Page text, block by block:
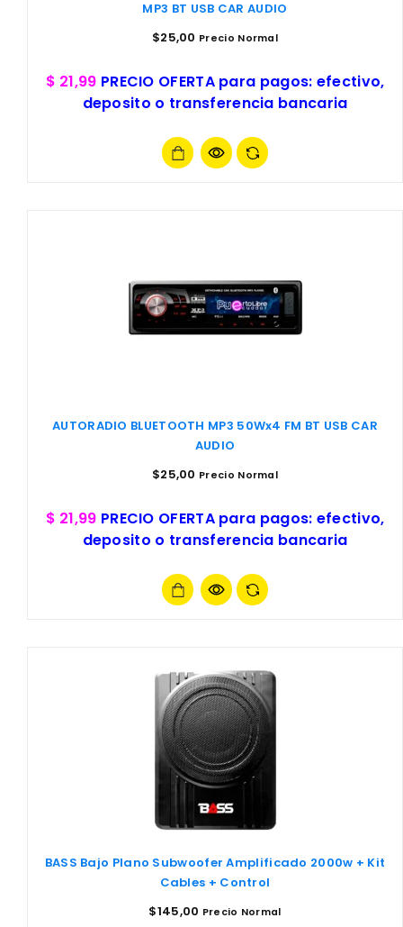
MP3 BT USB CAR AUDIO
$25,00 Precio Normal
$ 21,99 PRECIO OFERTA para pagos: efectivo,
deposito o transferencia bancaria
AUTORADIO BLUETOOTH MP3 50Wx4 FM BT USB CAR
AUDIO
$25,00 Precio Normal
$ 21,99 PRECIO OFERTA para pagos: efectivo,
deposito o transferencia bancaria
BASS Bajo Plano Subwoofer Amplificado 2000w + Kit
Cables + Control
$145,00 Precio Normal